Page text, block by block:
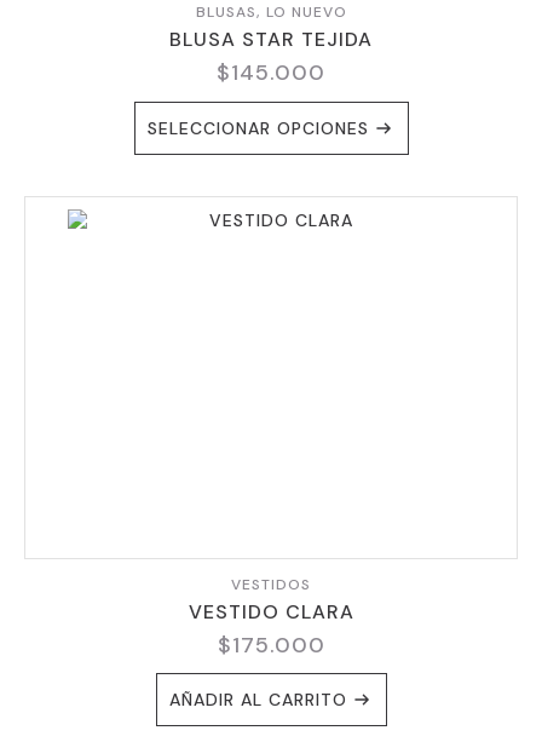
BLUSAS, LO NUEVO
BLUSA STAR TEJIDA
$145.000
SELECCIONAR OPCIONES
PRODUCTO
TIENE
VARIANTES.
VESTIDOS
VESTIDO CLARA
$175.000
AÑADIR AL CARRITO